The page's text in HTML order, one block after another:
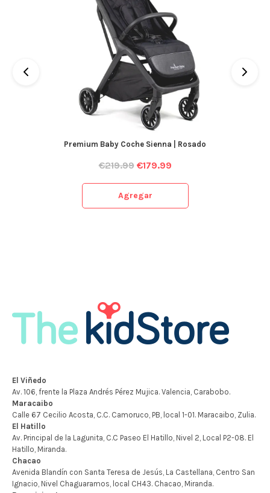
Premium Baby Coche Sienna | Rosado
€219.99 €179.99
Agregar